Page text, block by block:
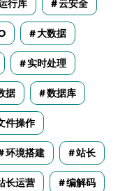
行库 云安全
大数据
实时处理
据 数据库
件操作
环境搭建 站长
长运营 编解码